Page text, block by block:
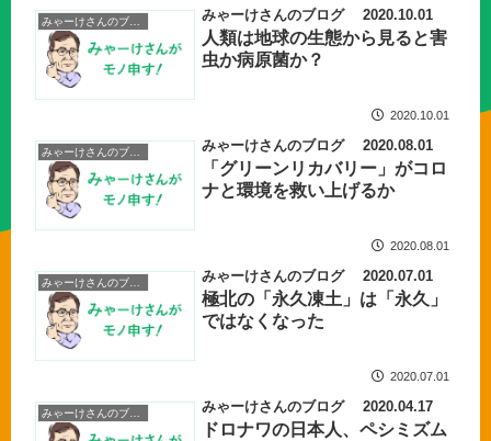
みゃーけさんのブログ みゃーけさんのブログ 2020.10.01
人類は地球の生態から見ると害
虫か病原菌か？
2020.10.01
みゃーけさんのブログ みゃーけさんのブログ 2020.08.01
「グリーンリカバリー」がコロ
ナと環境を救い上げるか
2020.08.01
みゃーけさんのブログ みゃーけさんのブログ 2020.07.01
極北の「永久凍土」は「永久」
ではなくなった
2020.07.01
みゃーけさんのブログ みゃーけさんのブログ 2020.04.17
ドロナワの日本人、ペシミズム